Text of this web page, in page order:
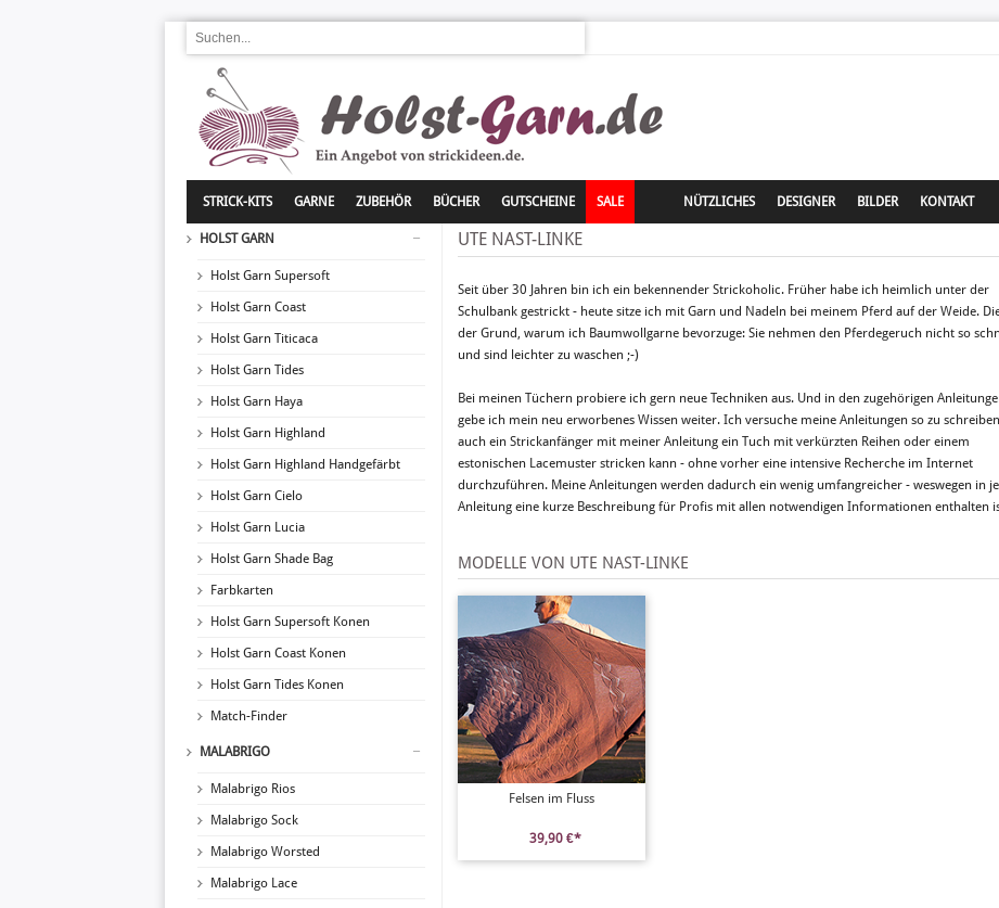
STRICK-KITS GARNE ZUBEHÖR BÜCHER GUTSCHEINE SALE NÜTZLICHES DESIGNER BILDER KONTAKT
HOLST GARN
Holst Garn Supersoft
Holst Garn Coast
Holst Garn Titicaca
Holst Garn Tides
Holst Garn Haya
Holst Garn Highland
Holst Garn Highland Handgefärbt
Holst Garn Cielo
Holst Garn Lucia
Holst Garn Shade Bag
Farbkarten
Holst Garn Supersoft Konen
Holst Garn Coast Konen
Holst Garn Tides Konen
Match-Finder
MALABRIGO
Malabrigo Rios
Malabrigo Sock
Malabrigo Worsted
Malabrigo Lace
UTE NAST-LINKE
Seit über 30 Jahren bin ich ein bekennender Strickoholic. Früher habe ich heimlich unter der
Schulbank gestrickt - heute sitze ich mit Garn und Nadeln bei meinem Pferd auf der Weide.
der Grund, warum ich Baumwollgarne bevorzuge: Sie nehmen den Pferdegeruch nicht so
und sind leichter zu waschen ;-)
Bei meinen Tüchern probiere ich gern neue Techniken aus. Und in den zugehörigen
gebe ich mein neu erworbenes Wissen weiter. Ich versuche meine Anleitungen so zu
auch ein Strickanfänger mit meiner Anleitung ein Tuch mit verkürzten Reihen oder einem
estonischen Lacemuster stricken kann - ohne vorher eine intensive Recherche im Internet
durchzuführen. Meine Anleitungen werden dadurch ein wenig umfangreicher - weswegen in
Anleitung eine kurze Beschreibung für Profis mit allen notwendigen Informationen enthalten
MODELLE VON UTE NAST-LINKE
Felsen im Fluss
39,90 €*